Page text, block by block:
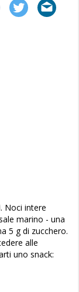
Noci intere
marino - una
5 g di zucchero.
alle
uno snack: